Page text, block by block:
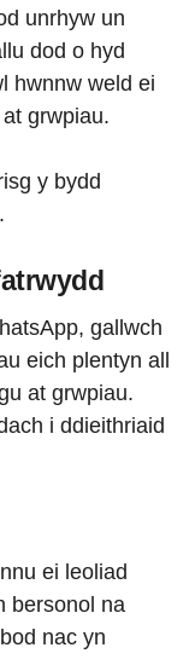
unrhyw un
dod o hyd
hwnnw weld ei
grwpiau.
y bydd
gallwch
eich plentyn all
at grwpiau.
i ddieithriaid
ei leoliad
bersonol na
nac yn